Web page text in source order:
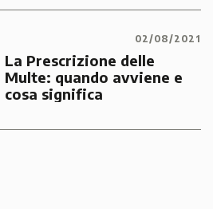
02/08/2021
La Prescrizione delle
Multe: quando avviene e
cosa significa